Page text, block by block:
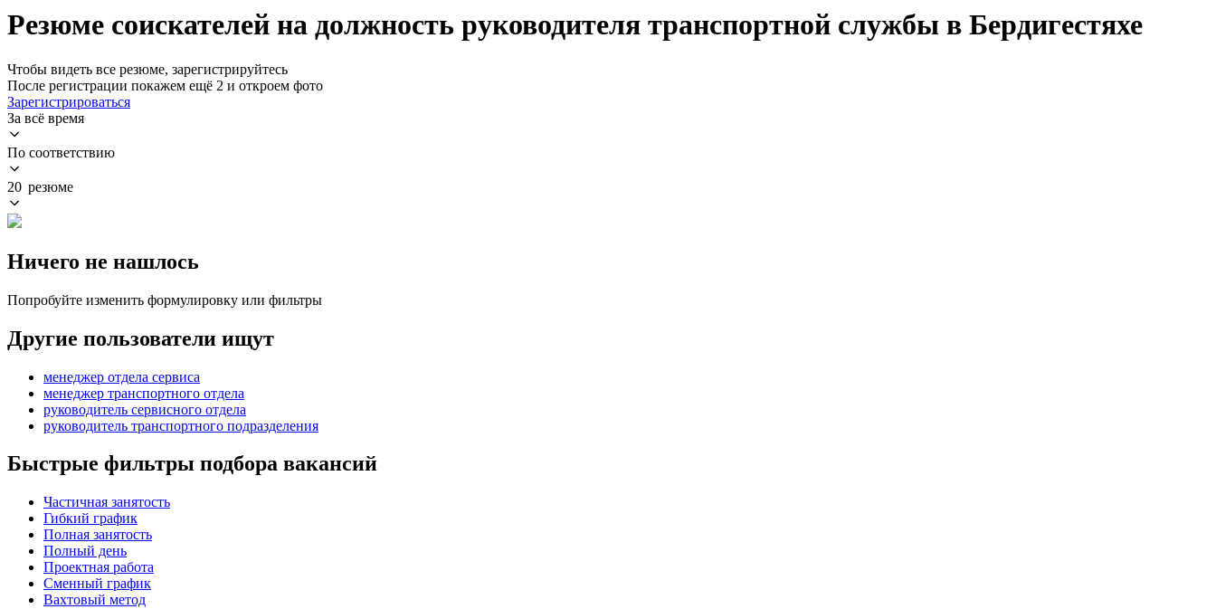
Резюме соискателей на должность руководителя транспортной службы в Бердигестяхе
Чтобы видеть все резюме, зарегистрируйтесь
После регистрации покажем ещё 2 и откроем фото
Зарегистрироваться
За всё время
По соответствию
20 резюме
Ничего не нашлось
Попробуйте изменить формулировку или фильтры
Другие пользователи ищут
менеджер отдела сервиса
менеджер транспортного отдела
руководитель сервисного отдела
руководитель транспортного подразделения
Быстрые фильтры подбора вакансий
Частичная занятость
Гибкий график
Полная занятость
Полный день
Проектная работа
Сменный график
Вахтовый метод